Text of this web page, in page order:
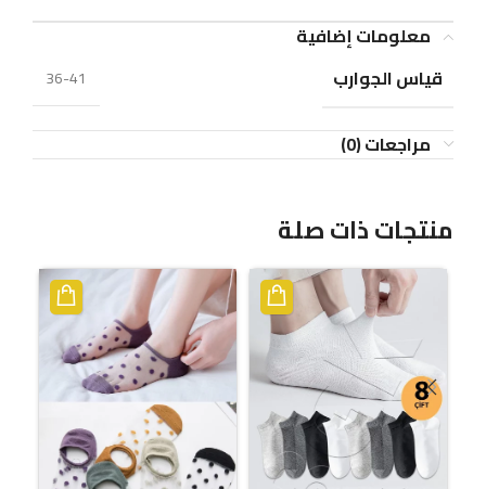
معلومات إضافية
قياس الجوارب
36-41
مراجعات (0)
منتجات ذات صلة